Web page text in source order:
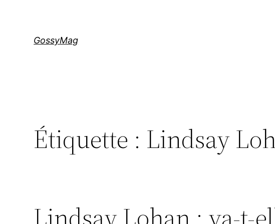
GossyMag
Étiquette : Lindsay